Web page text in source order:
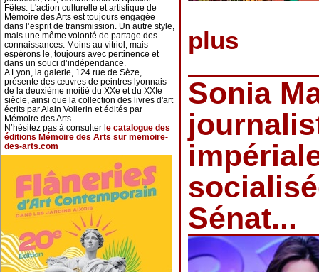
Fêtes. L'action culturelle et artistique de
Mémoire des Arts est toujours engagée
dans l’esprit de transmission. Un autre style,
mais une même volonté de partage des
connaissances. Moins au vitriol, mais
espérons le, toujours avec pertinence et
dans un souci d’indépendance.
A Lyon, la galerie, 124 rue de Sèze,
présente des œuvres de peintres lyonnais
de la deuxième moitié du XXe et du XXIe
siècle, ainsi que la collection des livres d'art
écrits par Alain Vollerin et édités par
Mémoire des Arts.
N’hésitez pas à consulter l e catalogue des
éditions Mémoire des Arts sur memoire-
des-arts.com
plus
Sonia
Sénat...